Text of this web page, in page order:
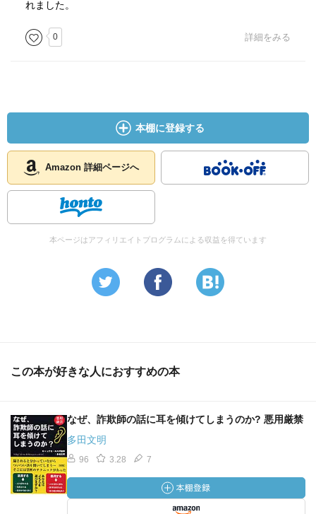
れました。
0 詳細をみる
本棚に登録する
Amazon 詳細ページへ
本ページはアフィリエイトプログラムによる収益を得ています
この本が好きな人におすすめの本
なぜ、詐欺師の話に耳を傾けてしまうのか? 悪用厳禁
多田文明
96 3.28 7